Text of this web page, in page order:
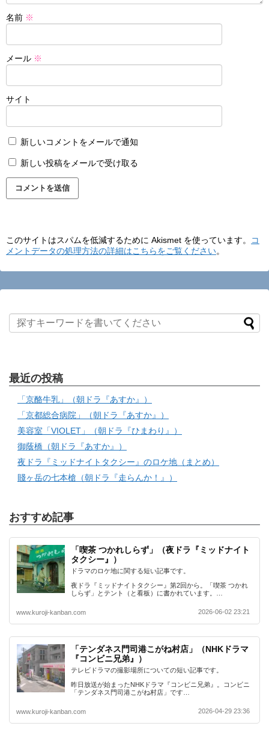
名前 ※
メール ※
サイト
新しいコメントをメールで通知
新しい投稿をメールで受け取る
このサイトはスパムを低減するために Akismet を使っています。
コ
メントデータの処理方法の詳細はこちらをご覧ください。
最近の投稿
「京酪牛乳」（朝ドラ『あすか』）
「京都総合病院」（朝ドラ『あすか』）
美容室「VIOLET」（朝ドラ『ひまわり』）
御蔭橋（朝ドラ『あすか』）
夜ドラ『ミッドナイトタクシー』のロケ地（まとめ）
賤ヶ岳の七本槍（朝ドラ『走らんか！』）
おすすめ記事
「喫茶 つかれしらず」（夜ドラ『ミッドナイト
タクシー』）
ドラマのロケ地に関する短い記事です。
夜ドラ『ミッドナイトタクシー』第2回から。「喫茶 つかれ
しらず」とテント（と看板）に書かれています。…
www.kuroji-kanban.com 2026-06-02 23:21
「テンダネス門司港こがね村店」（NHKドラマ
『コンビニ兄弟』）
テレビドラマの撮影場所についての短い記事です。
昨日放送が始まったNHKドラマ『コンビニ兄弟』。コンビニ
「テンダネス門司港こがね村店」です…
www.kuroji-kanban.com 2026-04-29 23:36